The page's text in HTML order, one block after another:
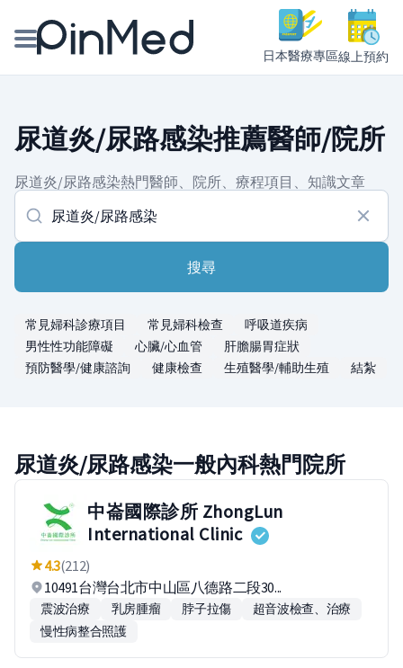
日本醫療專區線上預約
醫師專欄專訪
健康主題館
我是醫療人員
尿道炎/尿路感染推薦醫師/院所
尿道炎/尿路感染熱門醫師、院所、療程項目、知識文章
搜尋
常見婦科診療項目 常見婦科檢查
呼吸道疾病
男性性功能障礙
心臟/心血管
肝膽腸胃症狀
預防醫學/健康諮詢
健康檢查 生殖醫學/輔助生殖 結紮
尿道炎/尿路感染一般內科熱門院所
中崙國際診所 ZhongLun
International Clinic
4.3(212)
10491台灣台北市中山區八德路二段30...
震波治療 乳房腫瘤 脖子拉傷
超音波檢查、治療
慢性病整合照護